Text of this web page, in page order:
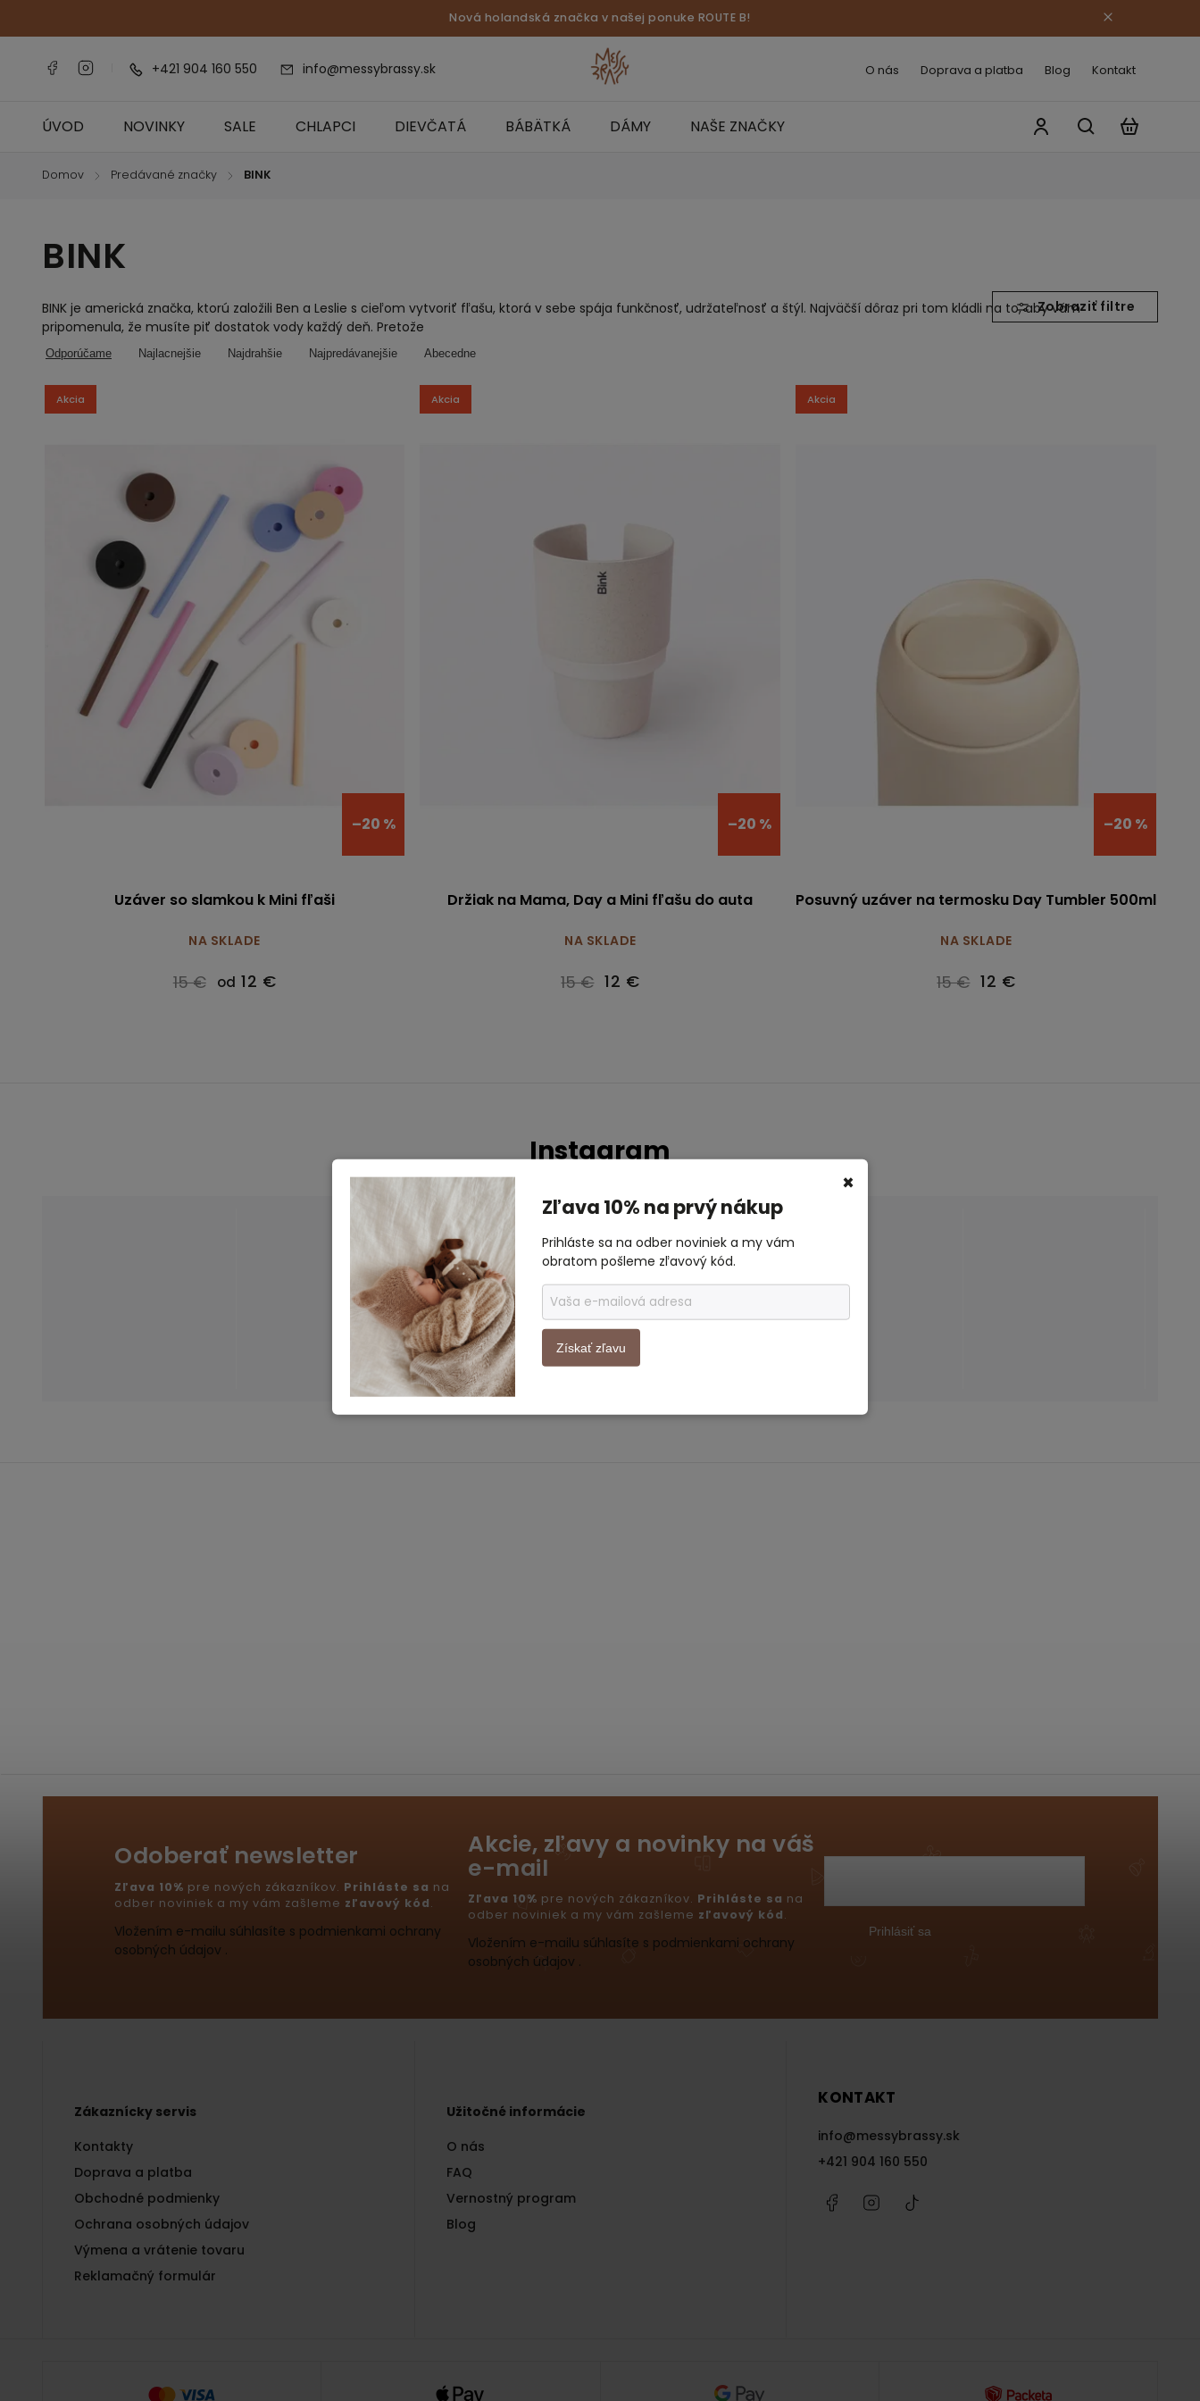
Nová holandská značka v našej ponuke ROUTE B!
+421 904 160 550 info@messybrassy.sk O nás Doprava a platba Blog Kontakt
ÚVOD NOVINKY SALE CHLAPCI DIEVČATÁ BÁBÄTKÁ DÁMY NAŠE ZNAČKY
Domov / Predávané značky / BINK
BINK
BINK je americká značka, ktorú založili Ben a Leslie s cieľom vytvoriť fľašu, ktorá v sebe spája funkčnosť, udržateľnosť a štýl. Najväčší dôraz pri tom kládli na to, aby vám
pripomenula, že musíte piť dostatok vody každý deň. Pretože
Odporúčame Najlacnejšie Najdrahšie Najpredávanejšie Abecedne
Akcia
–20 %
Uzáver so slamkou k Mini fľaši
NA SKLADE
15 € od 12 €
Akcia
–20 %
Držiak na Mama, Day a Mini fľašu do auta
NA SKLADE
15 € 12 €
Akcia
–20 %
Posuvný uzáver na termosku Day Tumbler 500ml
NA SKLADE
15 € 12 €
Instagram
Odoberať newsletter
Zľava 10% pre nových zákazníkov. Prihláste sa na
odber noviniek a my vám zašleme zľavový kód.
Vložením e-mailu súhlasíte s podmienkami ochrany
osobných údajov .
Akcie, zľavy a novinky na váš
e-mail
Zľava 10% pre nových zákazníkov. Prihláste sa na
odber noviniek a my vám zašleme zľavový kód.
Vložením e-mailu súhlasíte s podmienkami ochrany
osobných údajov .
Prihlásiť sa
Zákaznícky servis
Kontakty
Doprava a platba
Obchodné podmienky
Ochrana osobných údajov
Výmena a vrátenie tovaru
Reklamačný formulár
Užitočné informácie
O nás
FAQ
Vernostný program
Blog
KONTAKT
info@messybrassy.sk
+421 904 160 550
FacebookInstagram
×
Zľava 10% na prvý nákup
Prihláste sa na odber noviniek a my vám
obratom pošleme zľavový kód.
Získať zľavu